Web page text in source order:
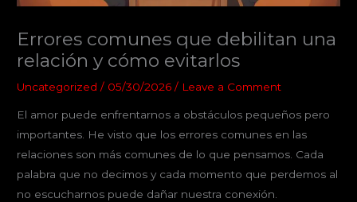
Errores comunes que debilitan una
relación y cómo evitarlos
Uncategorized / 05/30/2026/ Leave a Comment
El amor puede enfrentarnos a obstáculos pequeños pero
importantes. He visto que los errores comunes en las
relaciones son más comunes de lo que pensamos. Cada
palabra que no decimos y cada momento que perdemos al
no escucharnos puede dañar nuestra conexión.